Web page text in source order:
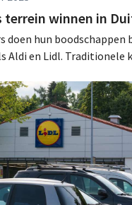
terrein winnen in
doen hun boodschappen
Aldi en Lidl. Traditionele
Wat is er aan de hand?